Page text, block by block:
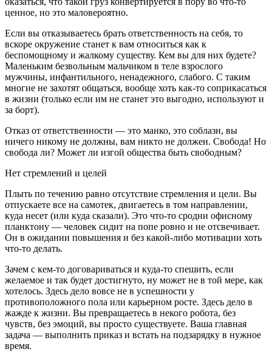
ценное, но это маловероятно.
Если вы отказываетесь брать ответственность на себя, то
вскоре окружение станет к вам относиться как к
беспомощному и жалкому существу. Кем вы для них будете?
Маленьким безвольным мальчиком в теле взрослого
мужчины, инфантильного, ненадежного, слабого. С таким
многие не захотят общаться, вообще хоть как-то соприкасаться
в жизни (только если им не станет это выгодно, используют и
за борт).
Отказ от ответственности — это манко, это соблазн, вы
ничего никому не должны, вам никто не должен. Свобода! Но
свобода ли? Может ли изгой общества быть свободным?
Нет стремлений и целей
Плыть по течению равно отсутствие стремления и цели. Вы
отпускаете все на самотек, двигаетесь в том направлении,
куда несет (или куда сказали). Это что-то сродни офисному
планктону — человек сидит на попе ровно и не отсвечивает.
Он в ожидании повышения и без какой-либо мотивации хоть
что-то делать.
Зачем с кем-то договариваться и куда-то спешить, если
желаемое и так будет достигнуто, ну может не в той мере, как
хотелось. Здесь дело вовсе не в успешности у
противоположного пола или карьерном росте. Здесь дело в
жажде к жизни. Вы превращаетесь в некого робота, без
чувств, без эмоций, вы просто существуете. Ваша главная
задача — выполнить приказ и встать на подзарядку в нужное
время.